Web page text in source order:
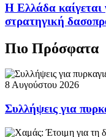
Η Ελλάδα καίγεται
στρατηγική
Πιο Πρόσφατα
8 Αυγούστου 2026
Συλλήψεις για